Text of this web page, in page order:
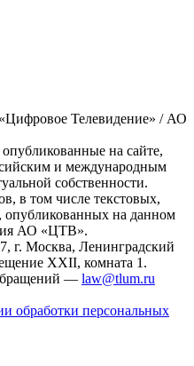
Телевидение» / АО
на сайте,
и международным
собственности.
в том числе текстовых,
опубликованных на данном
АО «ЦТВ».
г. Москва, Ленинградский
XXII, комната 1.
— law@tlum.ru
обработки персональных